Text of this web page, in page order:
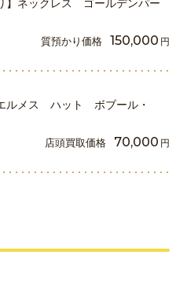
質預かり価格 150,000 円
ルメス ハット ボブール・
店頭買取価格 70,000 円